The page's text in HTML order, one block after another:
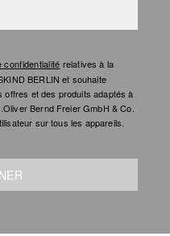
confidentialité relatives à la
BERLIN et souhaite
et des produits adaptés à
Bernd Freier GmbH & Co.
sur tous les appareils.